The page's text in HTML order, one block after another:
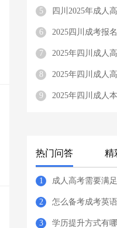
5 四川2025年成人
6 2025四川成考报
7 2025年四川成人
8 2025年四川成人
9 2025年四川成人
热门问答 精
1 成人高考需要满
2 怎么备考成考英语
3 学历提升方式有